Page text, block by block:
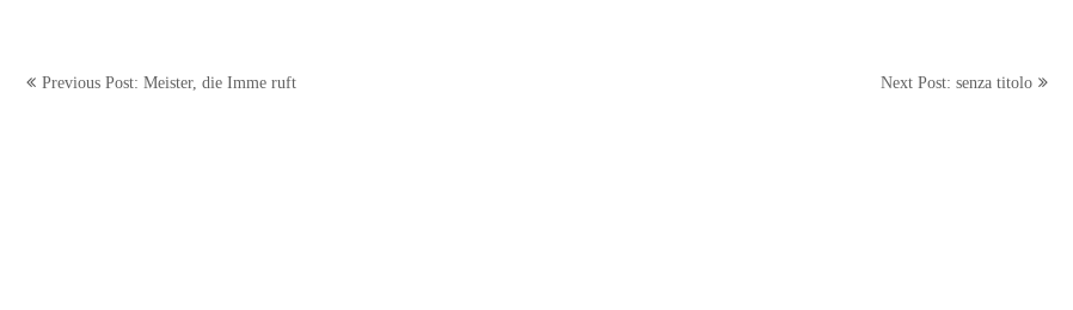
Beitragsnavigation
Previous Post: Meister, die Imme ruft Next Post: senza titolo